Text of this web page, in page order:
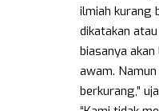
ilmiah kurang
dikatakan
biasanya
awam.
berkurang,”